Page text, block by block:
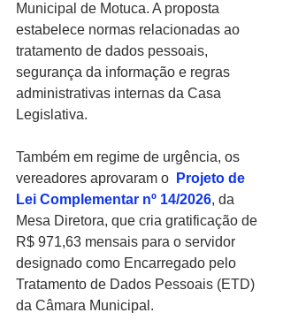
Municipal de Motuca. A proposta
estabelece normas relacionadas ao
tratamento de dados pessoais,
segurança da informação e regras
administrativas internas da Casa
Legislativa.
Também em regime de urgência, os
vereadores aprovaram o
Projeto de
Lei Complementar nº 14/2026, da
Mesa Diretora, que cria gratificação de
R$ 971,63 mensais para o servidor
designado como Encarregado pelo
Tratamento de Dados Pessoais (ETD)
da Câmara Municipal.